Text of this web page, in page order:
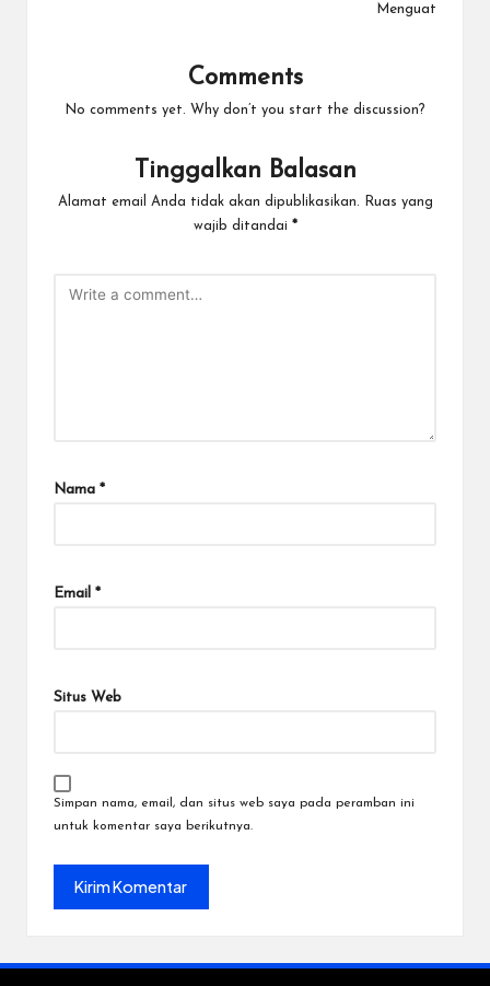
Menguat
Comments
No comments yet. Why don’t you start the discussion?
Tinggalkan Balasan
Alamat email Anda tidak akan dipublikasikan.
Ruas yang
wajib ditandai *
Nama *
Email *
Situs Web
Simpan nama, email, dan situs web saya pada peramban ini
untuk komentar saya berikutnya.